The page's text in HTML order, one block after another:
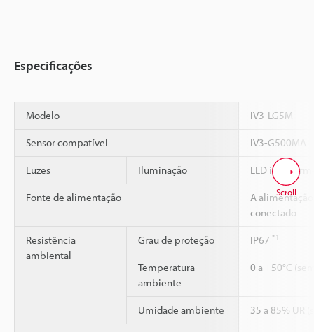
Especificações
Modelo IV3-LG5M
Sensor compatível IV3-G500MA
Luzes Iluminação LED
Fonte de alimentação
A
conectado
Resistência
ambiental
Grau de proteção IP67 *1
Temperatura
ambiente
0 a +50°C
Umidade ambiente 35 a 85% UR
Scroll